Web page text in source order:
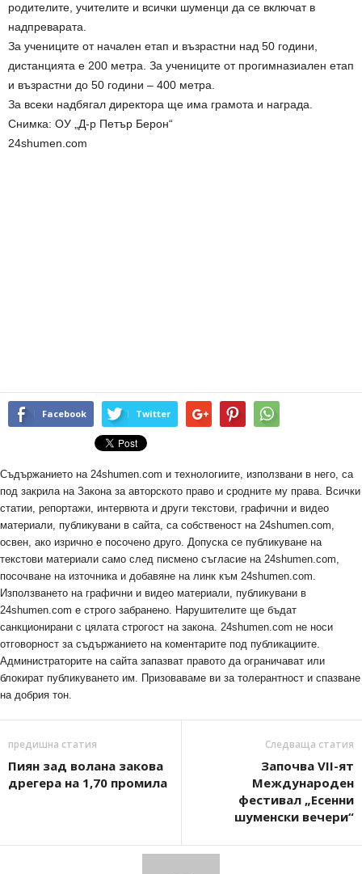
родителите, учителите и всички шуменци да се включат в
надпреварата.
За учениците от начален етап и възрастни над 50 години,
дистанцията е 200 метра. За учениците от прогимназиален етап
и възрастни до 50 години – 400 метра.
За всеки надбягал директора ще има грамота и награда.
Снимка: ОУ „Д-р Петър Берон“
24shumen.com
Facebook Twitter
Съдържанието на 24shumen.com и технологиите, използвани в него, са
под закрила на Закона за авторското право и сродните му права. Всички
статии, репортажи, интервюта и други текстови, графични и видео
материали, публикувани в сайта, са собственост на 24shumen.com,
освен, ако изрично е посочено друго. Допуска се публикуване на
текстови материали само след писмено съгласие на 24shumen.com,
посочване на източника и добавяне на линк към 24shumen.com.
Използването на графични и видео материали, публикувани в
24shumen.com е строго забранено. Нарушителите ще бъдат
санкционирани с цялата строгост на закона. 24shumen.com не носи
отговорност за съдържанието на коментарите под публикациите.
Администраторите на сайта запазват правото да ограничават или
блокират публикуването им. Призоваваме ви за толерантност и спазване
на добрия тон.
предишна статия
Пиян зад волана закова
дрегера на 1,70 промила
Следваща статия
Започва VII-ят
Международен
фестивал „Есенни
шуменски вечери“